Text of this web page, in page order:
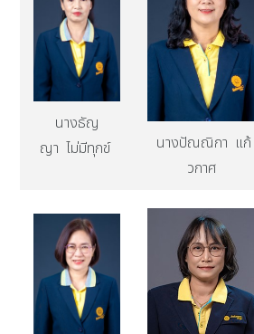
นางธัญ
ญา ไม่มีทุกข์
นางปัณณิกา แก้
วกาศ